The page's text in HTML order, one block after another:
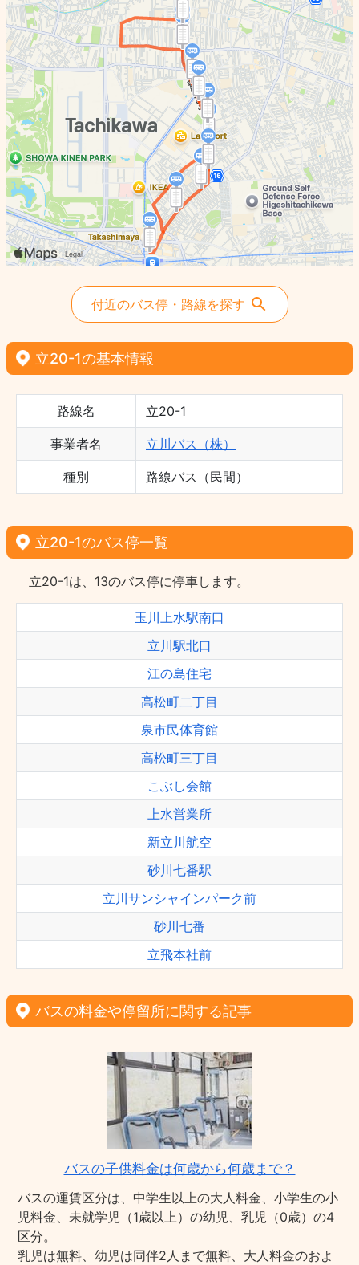
付近のバス停・路線を探す
立20-1の基本情報
路線名 立20-1
事業者名 立川バス（株）
種別 路線バス（民間）
立20-1のバス停一覧
立20-1は、13のバス停に停車します。
玉川上水駅南口
立川駅北口
江の島住宅
高松町二丁目
泉市民体育館
高松町三丁目
こぶし会館
上水営業所
新立川航空
砂川七番駅
立川サンシャインパーク前
砂川七番
立飛本社前
バスの料金や停留所に関する記事
バスの子供料金は何歳から何歳まで？
バスの運賃区分は、中学生以上の大人料金、小学生の小
児料金、未就学児（1歳以上）の幼児、乳児（0歳）の4
区分。
乳児は無料、幼児は同伴2人まで無料、大人料金のおよ